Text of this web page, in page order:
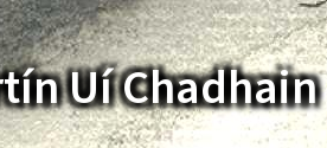
Uí Chadhain